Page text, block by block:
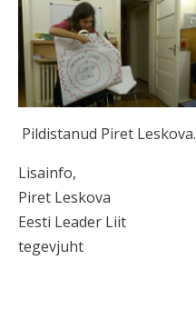
Pildistanud Piret Leskova.
Lisainfo,
Piret Leskova
Eesti Leader Liit
tegevjuht